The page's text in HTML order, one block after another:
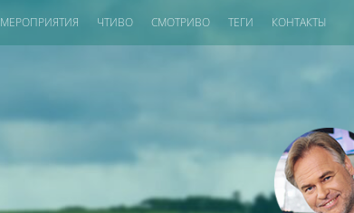
МЕРОПРИЯТИЯ ЧТИВО СМОТРИВО ТЕГИ КОНТАКТЫ